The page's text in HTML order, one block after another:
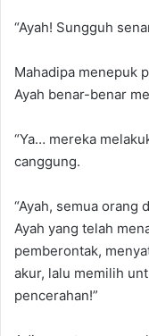
“Ayah! Sungguh
Mahadipa menepuk
Ayah benar-benar
“Ya… mereka
canggung.
“Ayah, semua orang
Ayah yang telah
pemberontak,
akur, lalu memilih
pencerahan!”